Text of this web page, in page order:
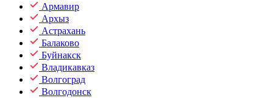
Армавир
Архыз
Астрахань
Балаково
Буйнакск
Владикавказ
Волгоград
Волгодонск